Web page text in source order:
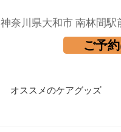
神奈川県大和市 南林間駅
ご予
オススメのケアグッズ